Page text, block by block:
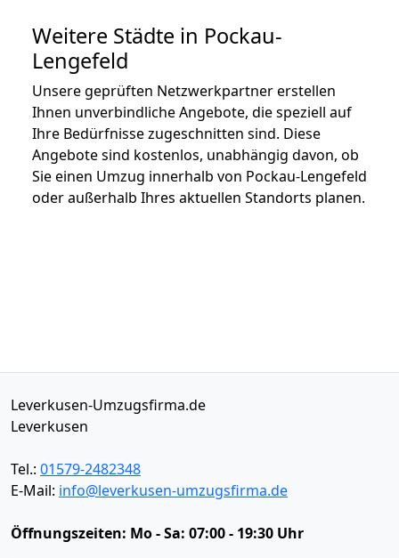
Weitere Städte in Pockau-
Lengefeld
Unsere geprüften Netzwerkpartner erstellen
Ihnen unverbindliche Angebote, die speziell auf
Ihre Bedürfnisse zugeschnitten sind. Diese
Angebote sind kostenlos, unabhängig davon, ob
Sie einen Umzug innerhalb von Pockau-Lengefeld
oder außerhalb Ihres aktuellen Standorts planen.
Leverkusen-Umzugsfirma.de
Leverkusen
Tel.: 01579-2482348
E-Mail: info@leverkusen-umzugsfirma.de
Öffnungszeiten: Mo - Sa: 07:00 - 19:30 Uhr